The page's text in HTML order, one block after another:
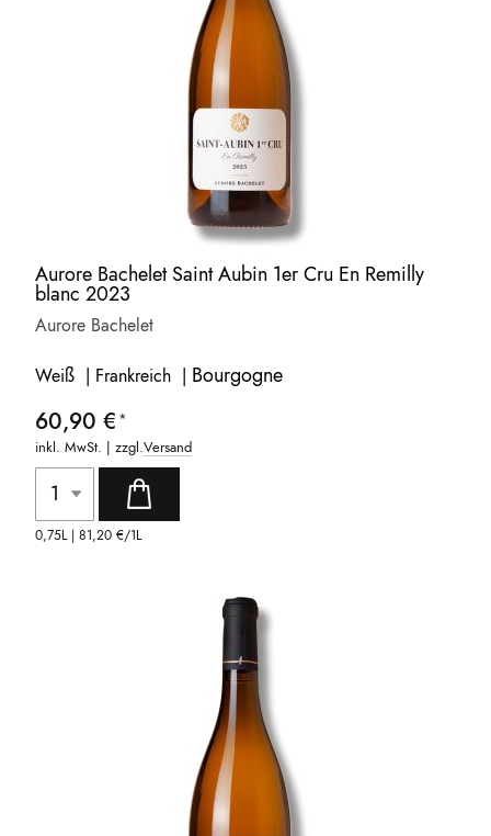
Aurore Bachelet Saint Aubin 1er Cru En Remilly
blanc 2023
Aurore Bachelet
Weiß | Frankreich | Bourgogne
60,90 €
inkl. MwSt. | zzgl.Versand
0,75L |81,20 €/1L